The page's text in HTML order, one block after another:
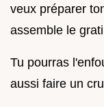
veux préparer
assemble le
Tu pourras
aussi faire un